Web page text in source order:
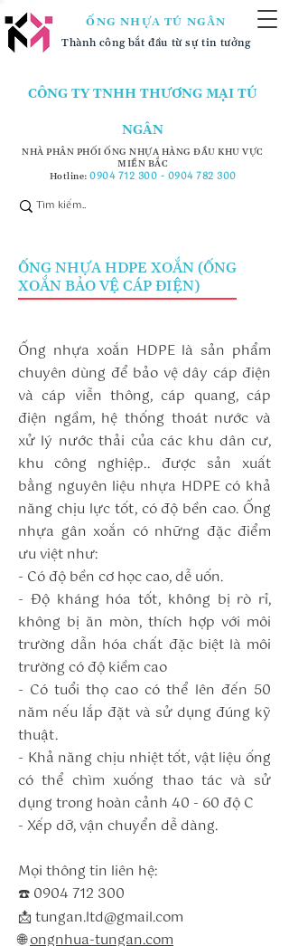
ỐNG NHỰA TÚ NGÂN
Thành công bắt đầu từ sự tin tưởng
CÔNG TY TNHH THƯƠNG MẠI TÚ
NGÂN
NHÀ PHÂN PHỐI ỐNG NHỰA HÀNG ĐẦU KHU VỰC
MIỀN BẮC
Hotline: 0904 712 300 - 0904 782 300
ỐNG NHỰA HDPE XOẮN (ỐNG
XOẮN BẢO VỆ CÁP ĐIỆN)
Ống nhựa xoắn HDPE là sản phẩm
chuyên dùng để bảo vệ dây cáp điện
và cáp viễn thông, cáp quang, cáp
điện ngầm, hệ thống thoát nước và
xử lý nước thải của các khu dân cư,
khu công nghiệp.. được sản xuất
bằng nguyên liệu nhựa HDPE có khả
năng chịu lực tốt, có độ bền cao. Ống
nhựa gân xoắn có những đặc điểm
ưu việt như:
- Có độ bền cơ học cao, dễ uốn.
- Độ kháng hóa tốt, không bị rò rỉ,
không bị ăn mòn, thích hợp với môi
trường dẫn hóa chất đặc biệt là môi
trường có độ kiềm cao
- Có tuổi thọ cao có thể lên đến 50
năm nếu lắp đặt và sử dụng đúng kỹ
thuật.
- Khả năng chịu nhiệt tốt, vật liệu ống
có thể chìm xuống thao tác và sử
dụng trong hoàn cảnh 40 - 60 độ C
- Xếp dỡ, vận chuyển dễ dàng.
Mọi thông tin liên hệ:
☎️ 0904 712 300
📩 tungan.ltd@gmail.com
🌐ongnhua-tungan.com